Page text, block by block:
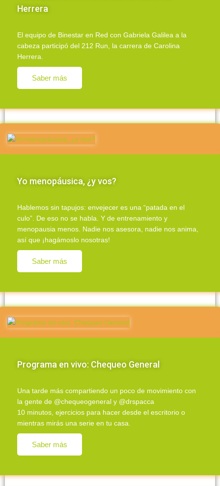
Herrera
El equipo de Binestar en Red con Gabriela Galilea a la
cabeza participó del 212 Run, la carrera de Carolina
Herrera.
Saber más
Yo menopáusica, ¿y vos?
Hablemos sin tapujos: envejecer es una “patada en el
culo”. De eso no se habla. Y de entrenamiento y
menopausia menos. Nadie nos asesora, nadie nos anima,
así que ¡hagámoslo nosotras!
Saber más
Programa en vivo: Chequeo General
Una tarde más compartiendo un poco de movimiento con
la gente de @chequeogeneral y @drspacca
10 minutos, ejercicios para hacer desde el escritorio o
mientras mirás una serie en tu casa.
Saber más